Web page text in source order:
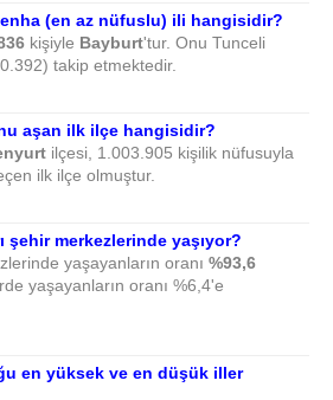
(en az nüfuslu) ili hangisidir?
kişiyle Bayburt'tur. Onu Tunceli
takip etmektedir.
aşan ilk ilçe hangisidir?
ilçesi, 1.003.905 kişilik nüfusuyla
ilk ilçe olmuştur.
şehir merkezlerinde yaşıyor?
yaşayanların oranı %93,6
yaşayanların oranı %6,4'e
en yüksek ve en düşük iller